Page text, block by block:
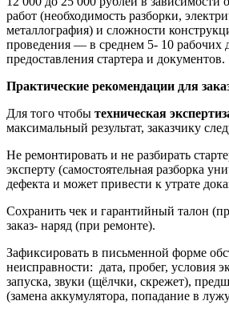
работ (необходимость разборки,
металлография) и сложности
проведения — в среднем 5- 10 рабочих
предоставления стартера и документов.
Практические рекомендации для
Для того чтобы техническая
максимальный результат, заказчику
Не ремонтировать и не разбирать
эксперту (самостоятельная разборка
дефекта и может привести к утрате
Сохранить чек и гарантийный талон
заказ- наряд (при ремонте).
Зафиксировать в письменной форме
неисправности: дата, пробег, условия
запуска, звуки (щёлчки, скрежет),
(замена аккумулятора, попадание в